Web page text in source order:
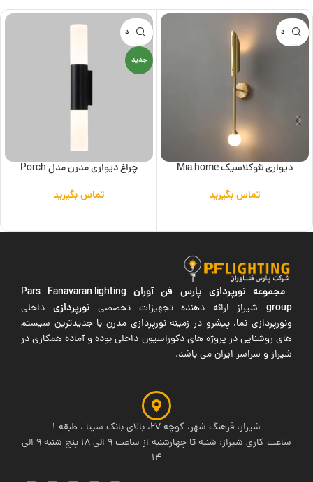
ناموجود
دیواری نئوکلاسیک Mia home
تماس بگیرید
ناموجود
جدید
چراغ دیواری مدرن مدل Porch
تماس بگیرید
مجموعه نورپردازی پارس فن آوران Pars Fanavaran lighting
groupشیراز ارائه دهنده تجهیزات تخصصی نورپردازی داخلی
ونورپردازی نما، پیشرو در زمینه نورپردازی مدرن با جدیدترین سیستم
های روشنایی در پروژه های دکوراسیون داخلی بوده و آماده همکاری در
شیراز و سراسر ایران می باشد.
شیراز، فرهنگ شهر، کوچه 27، بالای بانک سینا ، طبقه 1
ساعت کاری شیراز: شنبه تا چهارشنبه از ساعت 9 الی 18 پنج شنبه 9 الی
14